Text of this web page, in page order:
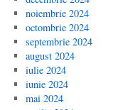
noiembrie 2024
octombrie 2024
septembrie 2024
august 2024
iulie 2024
iunie 2024
mai 2024